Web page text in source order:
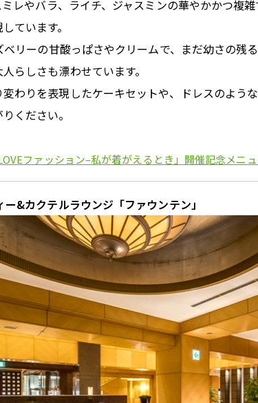
レやバラ、ライチ、ジャスミンの華やかかつ複
ています。
リーの甘酸っぱさやクリームで、まだ幼さの残
らしさも漂わせています。
わりを表現したケーキセットや、ドレスのよう
ください。
ファッション–私が着がえるとき」開催記念メニ
&カクテルラウンジ「ファウンテン」